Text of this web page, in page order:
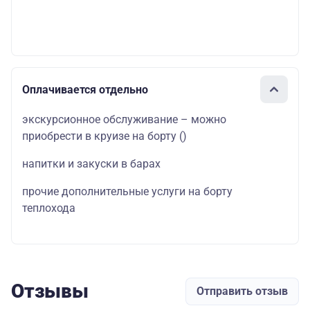
Оплачивается отдельно
экскурсионное обслуживание – можно
приобрести в круизе на борту ()
напитки и закуски в барах
прочие дополнительные услуги на борту
теплохода
Отзывы Отправить отзыв